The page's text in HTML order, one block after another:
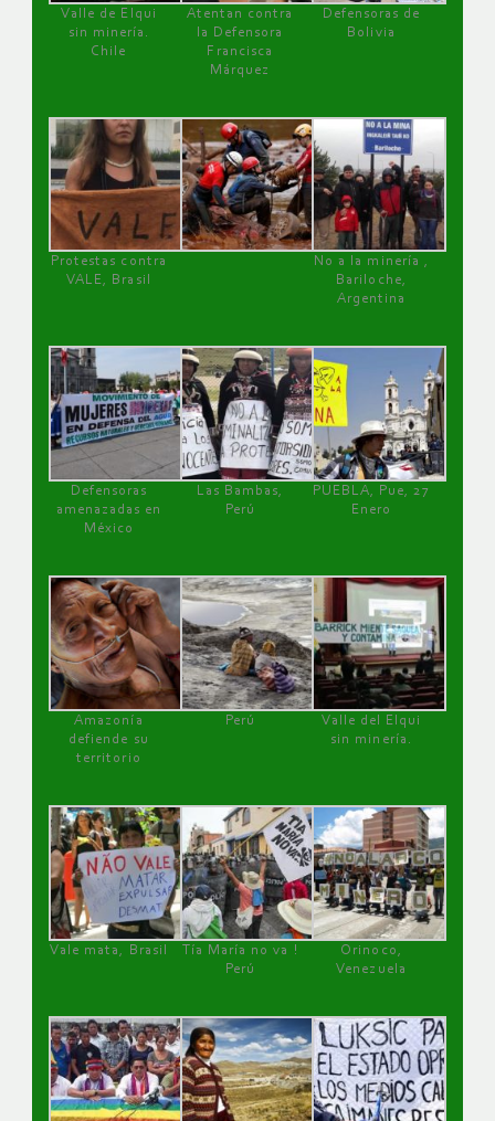
Valle de Elqui
sin minería.
Chile
Atentan contra
la Defensora
Francisca
Márquez
Defensoras de
Bolivia
Protestas contra
VALE, Brasil
No a la minería ,
Bariloche,
Argentina
Defensoras
amenazadas en
México
Las Bambas,
Perú
PUEBLA, Pue, 27
Enero
Amazonía
defiende su
territorio
Perú
Valle del Elqui
sin minería.
Vale mata, Brasil
Tía María no va !
Perú
Orinoco,
Venezuela